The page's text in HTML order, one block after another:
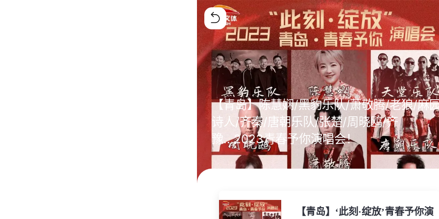
【青岛】陈慧娴/黑豹乐队/萧敬腾/老狼/麻
诗人/齐秦/唐朝乐队/张楚/周晓鸥/齐
豫...2023青春予你演唱会！
【青岛】‘此刻·绽放’青春予你演